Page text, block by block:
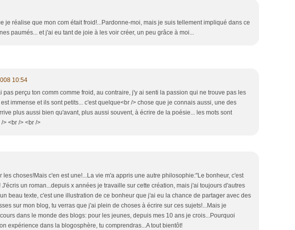
je réalise que mon com était froid!...Pardonne-moi, mais je suis tellement impliqué dans ce
paumés... et j'ai eu tant de joie à les voir créer, un peu grâce à moi...
10:54
pas perçu ton comm comme froid, au contraire, j'y ai senti la passion qui ne trouve pas les
immense et ils sont petits... c'est quelque<br /> chose que je connais aussi, une des
plus aussi bien qu'avant, plus aussi souvent, à écrire de la poésie... les mots sont
> <br /> <br />
les choses!Mais c'en est une!...La vie m'a appris une autre philosophie:"Le bonheur, c'est
un roman...depuis x années je travaille sur cette création, mais j'ai toujours d'autres
beau texte, c'est une illustration de ce bonheur que j'ai eu la chance de partager avec des
sur mon blog, tu verras que j'ai plein de choses à écrire sur ces sujets!...Mais je
dans le monde des blogs: pour les jeunes, depuis mes 10 ans je crois...Pourquoi
expérience dans la blogosphère, tu comprendras...A tout bientôt!